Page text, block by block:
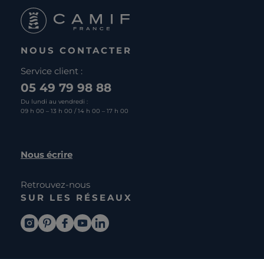
NOUS CONTACTER
Service client :
05 49 79 98 88
Du lundi au vendredi :
09 h 00 – 13 h 00 / 14 h 00 – 17 h 00
Nous écrire
Retrouvez-nous
SUR LES RÉSEAUX